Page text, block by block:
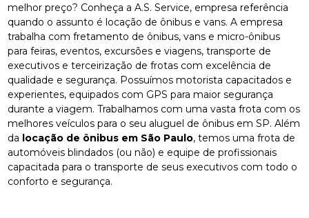
melhor preço? Conheça a A.S. Service, empresa referência
quando o assunto é locação de ônibus e vans. A empresa
trabalha com fretamento de ônibus, vans e micro-ônibus
para feiras, eventos, excursões e viagens, transporte de
executivos e terceirização de frotas com excelência de
qualidade e segurança. Possuímos motorista capacitados e
experientes, equipados com GPS para maior segurança
durante a viagem. Trabalhamos com uma vasta frota com os
melhores veículos para o seu aluguel de ônibus em SP. Além
da locação de ônibus em São Paulo, temos uma frota de
automóveis blindados (ou não) e equipe de profissionais
capacitada para o transporte de seus executivos com todo o
conforto e segurança.